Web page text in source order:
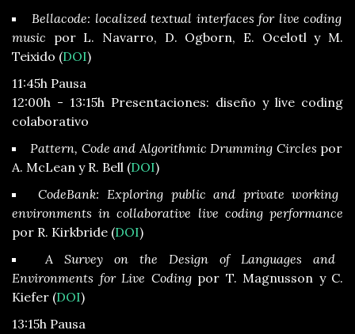
Bellacode: localized textual interfaces for live coding
music por L. Navarro, D. Ogborn, E. Ocelotl y M.
Teixido (DOI)
11:45h Pausa
12:00h - 13:15h Presentaciones: diseño y live coding
colaborativo
Pattern, Code and Algorithmic Drumming Circles por
A. McLean y R. Bell (DOI)
CodeBank: Exploring public and private working
environments in collaborative live coding performance
por R. Kirkbride (DOI)
A Survey on the Design of Languages and
Environments for Live Codingpor T. Magnusson y C.
Kiefer (DOI)
13:15h Pausa